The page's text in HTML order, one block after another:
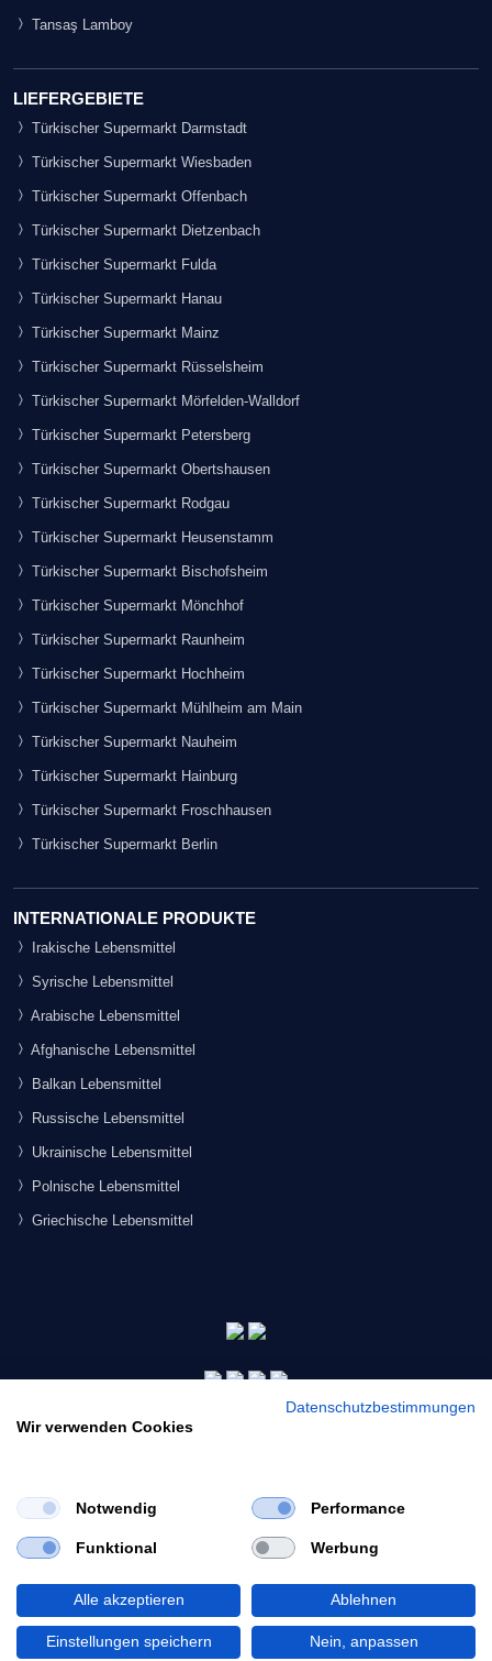
Would you like to view our site in English?
Switch to English
Stay in German
Tansaş Lamboy
LIEFERGEBIETE
Türkischer Supermarkt Darmstadt
Türkischer Supermarkt Wiesbaden
Türkischer Supermarkt Offenbach
Türkischer Supermarkt Dietzenbach
Türkischer Supermarkt Fulda
Türkischer Supermarkt Hanau
Türkischer Supermarkt Mainz
Türkischer Supermarkt Rüsselsheim
Türkischer Supermarkt Mörfelden-Walldorf
Türkischer Supermarkt Petersberg
Türkischer Supermarkt Obertshausen
Türkischer Supermarkt Rodgau
Türkischer Supermarkt Heusenstamm
Türkischer Supermarkt Bischofsheim
Türkischer Supermarkt Mönchhof
Türkischer Supermarkt Raunheim
Türkischer Supermarkt Hochheim
Türkischer Supermarkt Mühlheim am Main
Türkischer Supermarkt Nauheim
Türkischer Supermarkt Hainburg
Türkischer Supermarkt Froschhausen
Türkischer Supermarkt Berlin
INTERNATIONALE PRODUKTE
Irakische Lebensmittel
Syrische Lebensmittel
Arabische Lebensmittel
Afghanische Lebensmittel
Balkan Lebensmittel
Russische Lebensmittel
Ukrainische Lebensmittel
Polnische Lebensmittel
Griechische Lebensmittel
© 2026 Morgenmarkt.de GmbH. Alle Rechte vorbehalten.
Datenschutzbestimmungen
Wir verwenden Cookies
Notwendig Performance
Funktional Werbung
Alle akzeptieren Ablehnen
Einstellungen speichern Nein, anpassen